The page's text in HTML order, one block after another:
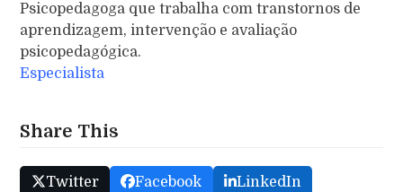
Psicopedagoga que trabalha com transtornos de
aprendizagem, intervenção e avaliação
psicopedagógica.
Especialista
Share This
Twitter Facebook LinkedIn